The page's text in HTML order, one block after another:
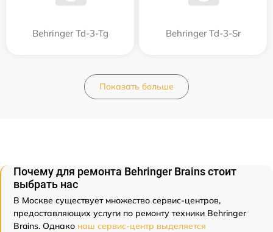
Behringer Td-3-Tg Behringer Td-3-Sr
Показать больше
Почему для ремонта Behringer Brains стоит
выбрать нас
В Москве существует множество сервис-центров,
предоставляющих услуги по ремонту техники Behringer
Brains. Однако наш сервис-центр выделяется